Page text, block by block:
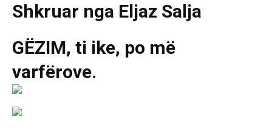
Shkruar nga Eljaz Salja
GËZIM, ti ike, po më
varfërove.